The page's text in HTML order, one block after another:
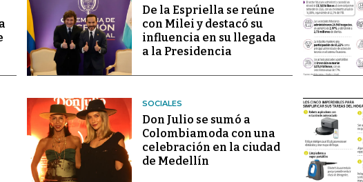
De la Espriella se reúne
con Milei y destacó su
influencia en su llegada
a la Presidencia
SOCIALES
Don Julio se sumó a
Colombiamoda con una
celebración en la ciudad
de Medellín